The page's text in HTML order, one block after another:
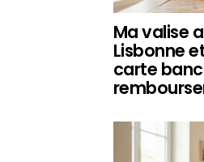
Ma valise
Lisbonne
carte